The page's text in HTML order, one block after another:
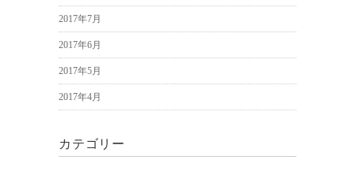
2017年7月
2017年6月
2017年5月
2017年4月
カテゴリー